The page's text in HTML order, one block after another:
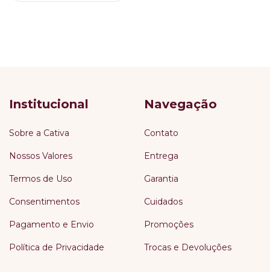
Institucional
Sobre a Cativa
Nossos Valores
Termos de Uso
Consentimentos
Pagamento e Envio
Política de Privacidade
Navegação
Contato
Entrega
Garantia
Cuidados
Promoções
Trocas e Devoluções